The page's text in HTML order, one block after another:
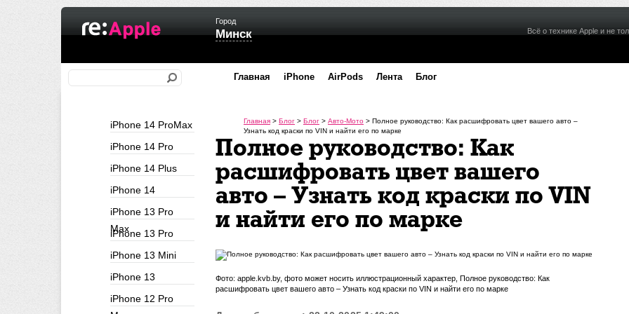
Город
Минск Всё о технике Apple и не
Главная iPhone AirPods Лента Блог
iPhone 14 ProMax
iPhone 14 Pro
iPhone 14 Plus
iPhone 14
iPhone 13 Pro
Max
iPhone 13 Pro
iPhone 13 Mini
iPhone 13
iPhone 12 Pro
Главная > Блог > Блог > Авто-Мото > Полное руководство: Как расшифровать цвет вашего авто –
Узнать код краски по VIN и найти его по марке
Полное руководство: Как
расшифровать цвет вашего
авто – Узнать код краски по VIN
и найти его по марке
Фото: apple.kvb.by, фото может носить иллюстрационный характер, Полное руководство: Как
расшифровать цвет вашего авто – Узнать код краски по VIN и найти его по марке